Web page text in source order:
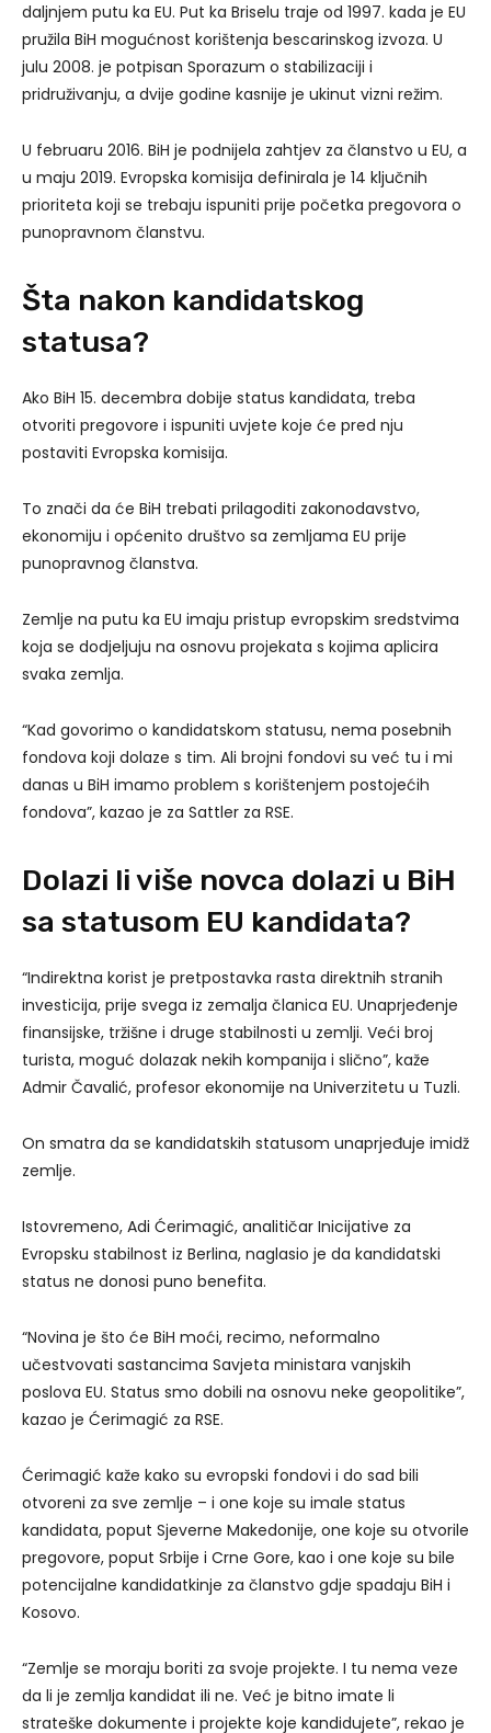
daljnjem putu ka EU. Put ka Briselu traje od 1997. kada je EU
pružila BiH mogućnost korištenja bescarinskog izvoza. U
julu 2008. je potpisan Sporazum o stabilizaciji i
pridruživanju, a dvije godine kasnije je ukinut vizni režim.
U februaru 2016. BiH je podnijela zahtjev za članstvo u EU, a
u maju 2019. Evropska komisija definirala je 14 ključnih
prioriteta koji se trebaju ispuniti prije početka pregovora o
punopravnom članstvu.
Šta nakon kandidatskog
statusa?
Ako BiH 15. decembra dobije status kandidata, treba
otvoriti pregovore i ispuniti uvjete koje će pred nju
postaviti Evropska komisija.
To znači da će BiH trebati prilagoditi zakonodavstvo,
ekonomiju i općenito društvo sa zemljama EU prije
punopravnog članstva.
Zemlje na putu ka EU imaju pristup evropskim sredstvima
koja se dodjeljuju na osnovu projekata s kojima aplicira
svaka zemlja.
“Kad govorimo o kandidatskom statusu, nema posebnih
fondova koji dolaze s tim. Ali brojni fondovi su već tu i mi
danas u BiH imamo problem s korištenjem postojećih
fondova”, kazao je za Sattler za RSE.
Dolazi li više novca dolazi u BiH
sa statusom EU kandidata?
“Indirektna korist je pretpostavka rasta direktnih stranih
investicija, prije svega iz zemalja članica EU. Unaprjeđenje
finansijske, tržišne i druge stabilnosti u zemlji. Veći broj
turista, moguć dolazak nekih kompanija i slično”, kaže
Admir Čavalić, profesor ekonomije na Univerzitetu u Tuzli.
On smatra da se kandidatskih statusom unaprjeđuje imidž
zemlje.
Istovremeno, Adi Ćerimagić, analitičar Inicijative za
Evropsku stabilnost iz Berlina, naglasio je da kandidatski
status ne donosi puno benefita.
“Novina je što će BiH moći, recimo, neformalno
učestvovati sastancima Savjeta ministara vanjskih
poslova EU. Status smo dobili na osnovu neke geopolitike”,
kazao je Ćerimagić za RSE.
Ćerimagić kaže kako su evropski fondovi i do sad bili
otvoreni za sve zemlje – i one koje su imale status
kandidata, poput Sjeverne Makedonije, one koje su otvorile
pregovore, poput Srbije i Crne Gore, kao i one koje su bile
potencijalne kandidatkinje za članstvo gdje spadaju BiH i
Kosovo.
“Zemlje se moraju boriti za svoje projekte. I tu nema veze
da li je zemlja kandidat ili ne. Već je bitno imate li
strateške dokumente i projekte koje kandidujete”, rekao je